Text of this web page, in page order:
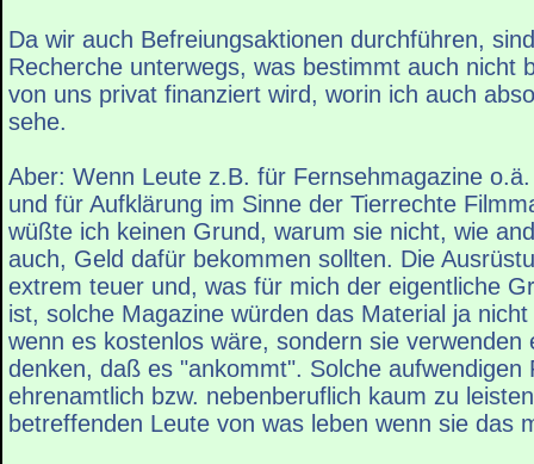
Da wir auch Befreiungsaktionen durchführen,
Recherche unterwegs, was bestimmt auch nicht
von uns privat finanziert wird, worin ich auch
sehe.
Aber: Wenn Leute z.B. für Fernsehmagazine
und für Aufklärung im Sinne der Tierrechte
wüßte ich keinen Grund, warum sie nicht, wie
auch, Geld dafür bekommen sollten. Die
extrem teuer und, was für mich der eigentliche
ist, solche Magazine würden das Material ja
wenn es kostenlos wäre, sondern sie verwenden
denken, daß es "ankommt". Solche aufwendigen
ehrenamtlich bzw. nebenberuflich kaum zu
betreffenden Leute von was leben wenn sie das